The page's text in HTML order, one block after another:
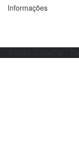
Informações